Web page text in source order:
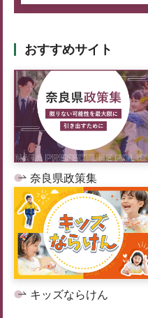
おすすめサイト
奈良県政策集
キッズならけん